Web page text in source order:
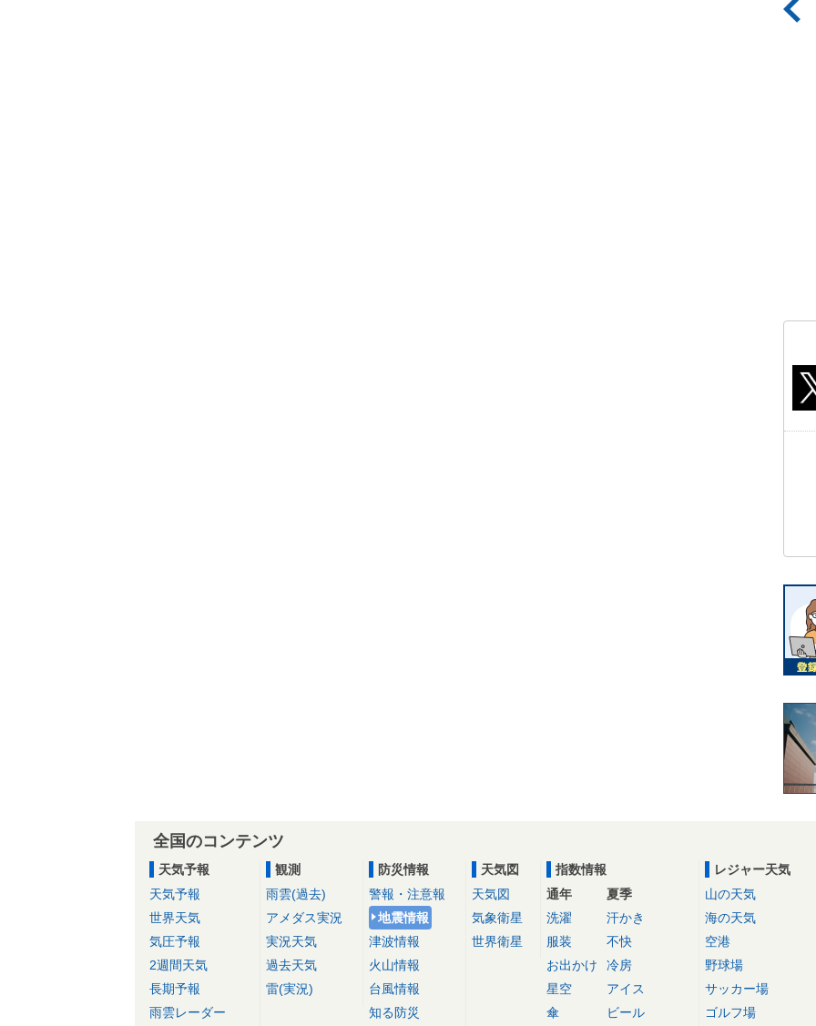
全国のコンテンツ
天気予報
天気予報
世界天気
気圧予報
2週間天気
長期予報
雨雲レーダー
観測
雨雲(過去)
アメダス実況
実況天気
過去天気
雷(実況)
防災情報
警報・注意報
地震情報
津波情報
火山情報
台風情報
知る防災
天気図
天気図
気象衛星
世界衛星
指数情報
通年
洗濯
服装
お出かけ
星空
傘
夏季
汗かき
不快
冷房
アイス
ビール
レジャー天気
山の天気
海の天気
空港
野球場
サッカー場
ゴルフ場